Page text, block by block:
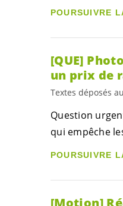
POURSUIVRE
[QUE]
un prix de
Textes déposés
Question
qui empêche
POURSUIVRE
[Motion]